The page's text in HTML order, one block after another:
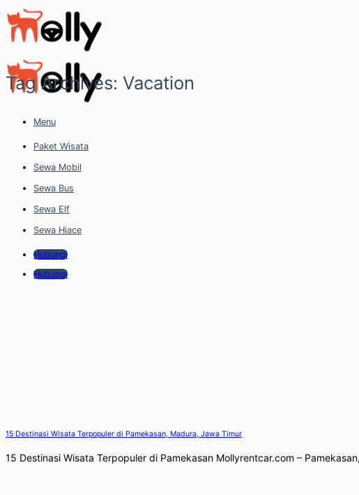
Skip
to
content
Menu
Paket Wisata
Sewa Mobil
Sewa Bus
Sewa Elf
Sewa Hiace
Hubungi
Hubungi
Tag Archives: Vacation
15 Destinasi Wisata Terpopuler di Pamekasan, Madura, Jawa Timur
15 Destinasi Wisata Terpopuler di Pamekasan Mollyrentcar.com –